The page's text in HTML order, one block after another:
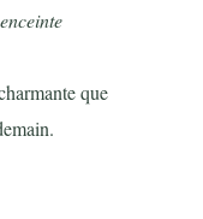
que